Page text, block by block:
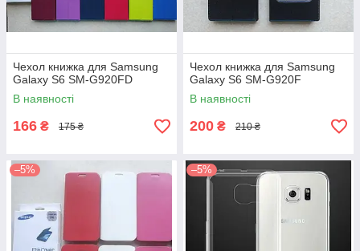
Чехол книжка для Samsung
Galaxy S6 SM-G920FD
В наявності
166 ₴ 175 ₴
Чехол книжка для Samsung
Galaxy S6 SM-G920F
В наявності
200 ₴ 210 ₴
–5% –5%